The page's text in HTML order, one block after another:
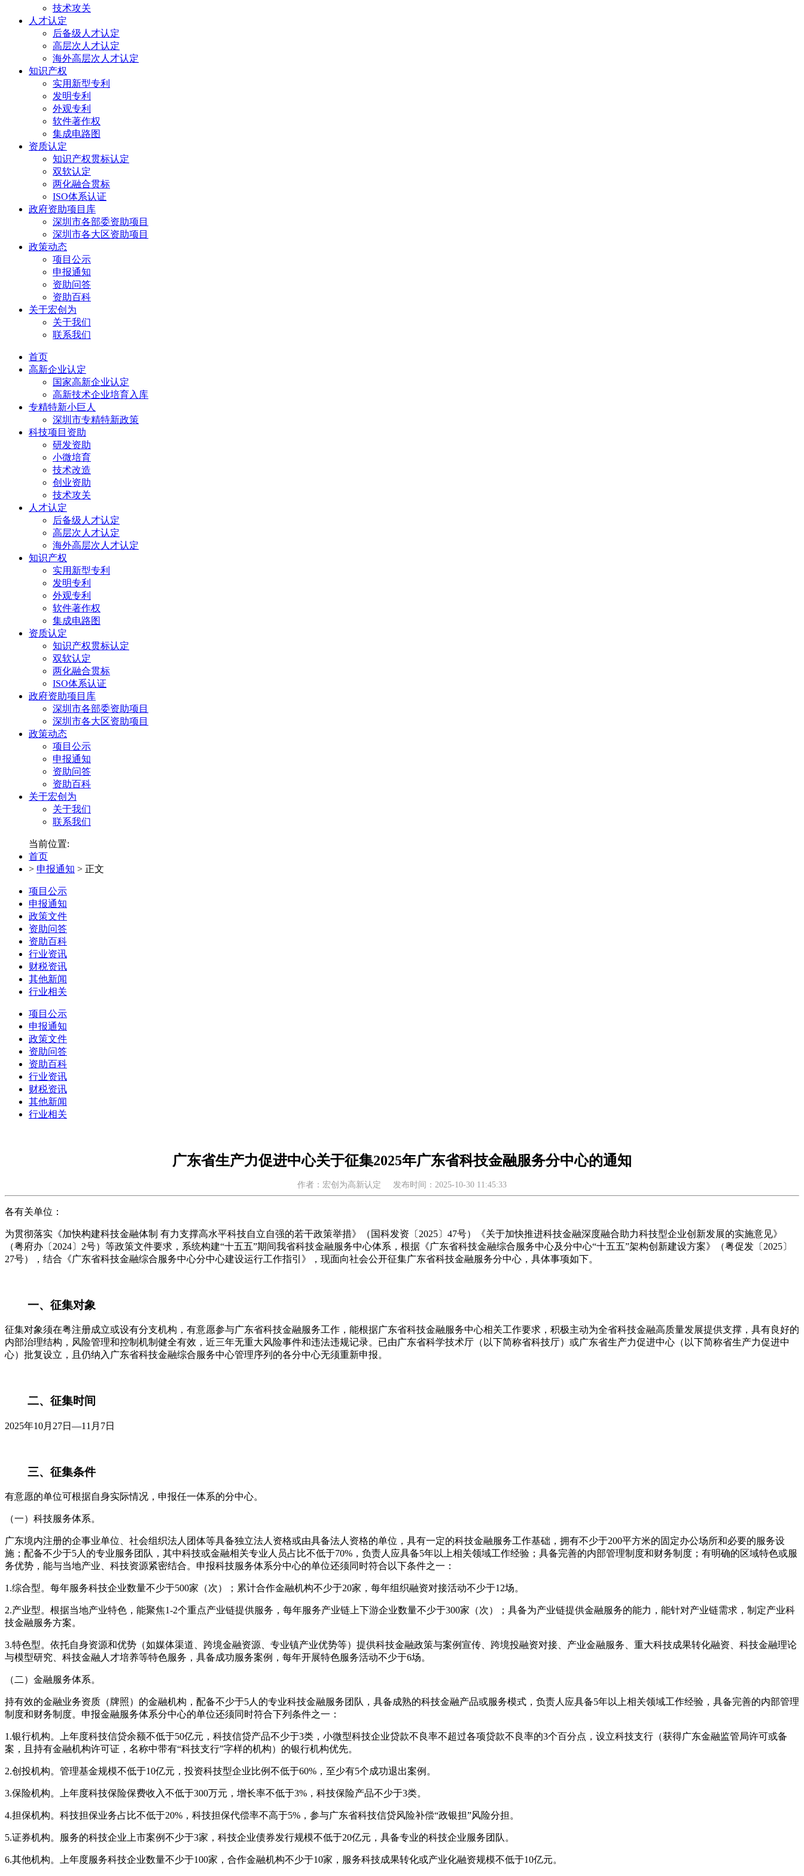
技术攻关
人才认定
后备级人才认定
高层次人才认定
海外高层次人才认定
知识产权
实用新型专利
发明专利
外观专利
软件著作权
集成电路图
资质认定
知识产权贯标认定
双软认定
两化融合贯标
ISO体系认证
政府资助项目库
深圳市各部委资助项目
深圳市各大区资助项目
政策动态
项目公示
申报通知
资助问答
资助百科
关于宏创为
关于我们
联系我们
首页
高新企业认定
国家高新企业认定
高新技术企业培育入库
专精特新小巨人
深圳市专精特新政策
科技项目资助
研发资助
小微培育
技术改造
创业资助
技术攻关
人才认定
后备级人才认定
高层次人才认定
海外高层次人才认定
知识产权
实用新型专利
发明专利
外观专利
软件著作权
集成电路图
资质认定
知识产权贯标认定
双软认定
两化融合贯标
ISO体系认证
政府资助项目库
深圳市各部委资助项目
深圳市各大区资助项目
政策动态
项目公示
申报通知
资助问答
资助百科
关于宏创为
关于我们
联系我们
当前位置:
首页
> 申报通知 > 正文
项目公示
申报通知
政策文件
资助问答
资助百科
行业资讯
财税资讯
其他新闻
行业相关
项目公示
申报通知
政策文件
资助问答
资助百科
行业资讯
财税资讯
其他新闻
行业相关
广东省生产力促进中心关于征集2025年广东省科技金融服务分中心的通知
作者：宏创为高新认定 发布时间：2025-10-30 11:45:33
各有关单位：
为贯彻落实《加快构建科技金融体制 有力支撑高水平科技自立自强的若干政策举措》（国科发资〔2025〕47号）《关于加快推进科技金融深度融合助力科技型企业创新发展的实施意见》
（粤府办〔2024〕2号）等政策文件要求，系统构建“十五五”期间我省科技金融服务中心体系，根据《广东省科技金融综合服务中心及分中心“十五五”架构创新建设方案》（粤促发〔2025〕
27号），结合《广东省科技金融综合服务中心分中心建设运行工作指引》，现面向社会公开征集广东省科技金融服务分中心，具体事项如下。
一、征集对象
征集对象须在粤注册成立或设有分支机构，有意愿参与广东省科技金融服务工作，能根据广东省科技金融服务中心相关工作要求，积极主动为全省科技金融高质量发展提供支撑，具有良好的
内部治理结构，风险管理和控制机制健全有效，近三年无重大风险事件和违法违规记录。已由广东省科学技术厅（以下简称省科技厅）或广东省生产力促进中心（以下简称省生产力促进中
心）批复设立，且仍纳入广东省科技金融综合服务中心管理序列的各分中心无须重新申报。
二、征集时间
2025年10月27日—11月7日
三、征集条件
有意愿的单位可根据自身实际情况，申报任一体系的分中心。
（一）科技服务体系。
广东境内注册的企事业单位、社会组织法人团体等具备独立法人资格或由具备法人资格的单位，具有一定的科技金融服务工作基础，拥有不少于200平方米的固定办公场所和必要的服务设
施；配备不少于5人的专业服务团队，其中科技或金融相关专业人员占比不低于70%，负责人应具备5年以上相关领域工作经验；具备完善的内部管理制度和财务制度；有明确的区域特色或服
务优势，能与当地产业、科技资源紧密结合。申报科技服务体系分中心的单位还须同时符合以下条件之一：
1.综合型。每年服务科技企业数量不少于500家（次）；累计合作金融机构不少于20家，每年组织融资对接活动不少于12场。
2.产业型。根据当地产业特色，能聚焦1-2个重点产业链提供服务，每年服务产业链上下游企业数量不少于300家（次）；具备为产业链提供金融服务的能力，能针对产业链需求，制定产业科
技金融服务方案。
3.特色型。依托自身资源和优势（如媒体渠道、跨境金融资源、专业镇产业优势等）提供科技金融政策与案例宣传、跨境投融资对接、产业金融服务、重大科技成果转化融资、科技金融理论
与模型研究、科技金融人才培养等特色服务，具备成功服务案例，每年开展特色服务活动不少于6场。
（二）金融服务体系。
持有效的金融业务资质（牌照）的金融机构，配备不少于5人的专业科技金融服务团队，具备成熟的科技金融产品或服务模式，负责人应具备5年以上相关领域工作经验，具备完善的内部管理
制度和财务制度。申报金融服务体系分中心的单位还须同时符合下列条件之一：
1.银行机构。上年度科技信贷余额不低于50亿元，科技信贷产品不少于3类，小微型科技企业贷款不良率不超过各项贷款不良率的3个百分点，设立科技支行（获得广东金融监管局许可或备
案，且持有金融机构许可证，名称中带有“科技支行”字样的机构）的银行机构优先。
2.创投机构。管理基金规模不低于10亿元，投资科技型企业比例不低于60%，至少有5个成功退出案例。
3.保险机构。上年度科技保险保费收入不低于300万元，增长率不低于3%，科技保险产品不少于3类。
4.担保机构。科技担保业务占比不低于20%，科技担保代偿率不高于5%，参与广东省科技信贷风险补偿“政银担”风险分担。
5.证券机构。服务的科技企业上市案例不少于3家，科技企业债券发行规模不低于20亿元，具备专业的科技企业服务团队。
6.其他机构。上年度服务科技企业数量不少于100家，合作金融机构不少于10家，服务科技成果转化或产业化融资规模不低于10亿元。